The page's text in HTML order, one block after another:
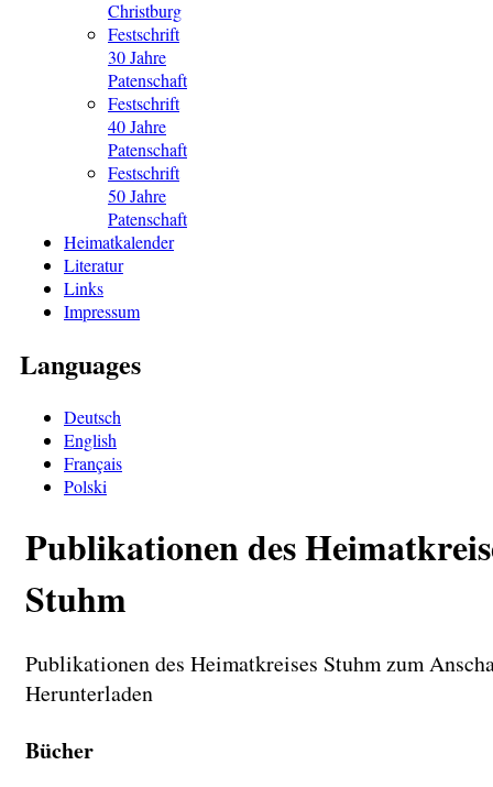
Christburg
Festschrift
30 Jahre
Patenschaft
Festschrift
40 Jahre
Patenschaft
Festschrift
50 Jahre
Patenschaft
Heimatkalender
Literatur
Links
Impressum
Languages
Deutsch
English
Français
Polski
Publikationen des
Stuhm
Publikationen des Heimatkreises Stuhm zum
Herunterladen
Bücher